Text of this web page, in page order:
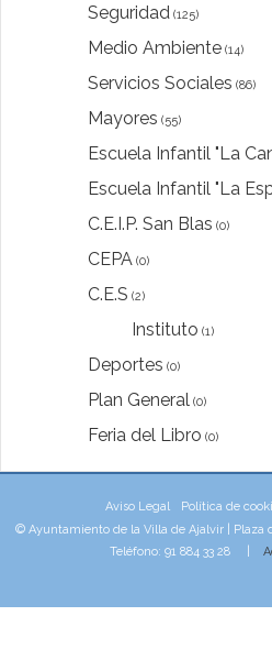
Seguridad (125)
Medio Ambiente (14)
Servicios Sociales (86)
Mayores (55)
Escuela Infantil "La
Escuela Infantil "La
C.E.I.P. San Blas (0)
CEPA (0)
C.E.S (2)
Instituto (1)
Deportes (0)
Plan General (0)
Feria del Libro (0)
Aviso Legal Política de
© Ayuntamiento de la Villa de Ajalvir | Plaza
Teléfono: 91 884 33 28 |